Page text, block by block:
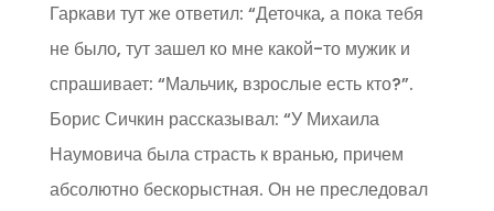
Гаркави тут же ответил: “Деточка, а пока тебя
не было, тут зашел ко мне какой-то мужик и
спрашивает: “Мальчик, взрослые есть кто?”.
Борис Сичкин рассказывал: “У Михаила
Наумовича была страсть к вранью, причем
абсолютно бескорыстная. Он не преследовал